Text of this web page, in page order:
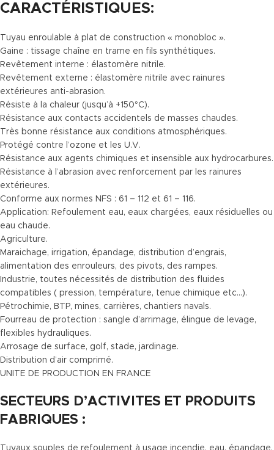
CARACTÉRISTIQUES:
Tuyau enroulable à plat de construction « monobloc ».
Gaine : tissage chaîne en trame en fils synthétiques.
Revêtement interne : élastomère nitrile.
Revêtement externe : élastomère nitrile avec rainures
extérieures anti-abrasion.
Résiste à la chaleur (jusqu’à +150°C).
Résistance aux contacts accidentels de masses chaudes.
Très bonne résistance aux conditions atmosphériques.
Protégé contre l’ozone et les U.V.
Résistance aux agents chimiques et insensible aux hydrocarbures.
Résistance à l’abrasion avec renforcement par les rainures
extérieures.
Conforme aux normes NFS : 61 – 112 et 61 – 116.
Application: Refoulement eau, eaux chargées, eaux résiduelles ou
eau chaude.
Agriculture.
Maraichage, irrigation, épandage, distribution d’engrais,
alimentation des enrouleurs, des pivots, des rampes.
Industrie, toutes nécessités de distribution des fluides
compatibles ( pression, température, tenue chimique etc…).
Pétrochimie, BTP, mines, carrières, chantiers navals.
Fourreau de protection : sangle d’arrimage, élingue de levage,
flexibles hydrauliques.
Arrosage de surface, golf, stade, jardinage.
Distribution d’air comprimé.
UNITE DE PRODUCTION EN FRANCE
SECTEURS D’ACTIVITES ET PRODUITS
FABRIQUES :
Tuyaux souples de refoulement à usage incendie, eau, épandage,